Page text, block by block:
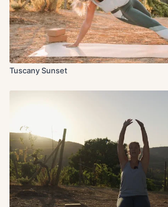
Tuscany Sunset